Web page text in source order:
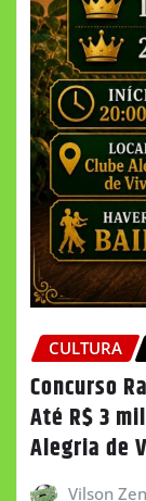
CULTURA
Concurso
Até R$ 3
Alegria de
Vilson